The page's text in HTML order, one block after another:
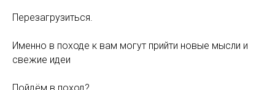
Перезагрузиться.
Именно в походе к вам могут прийти новые мысли и
свежие идеи